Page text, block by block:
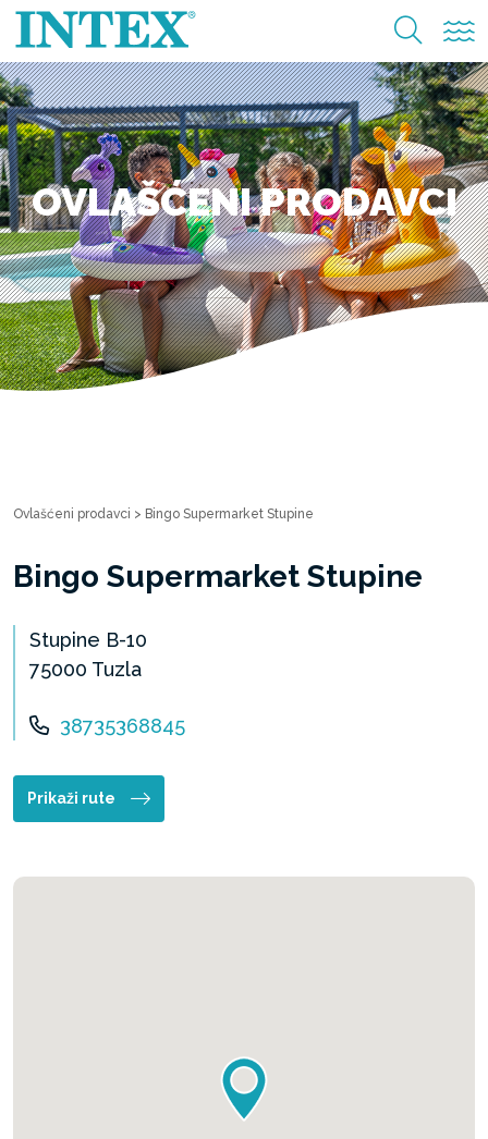
OVLAŠĆENI PRODAVCI
Ovlašćeni prodavci > Bingo Supermarket Stupine
Bingo Supermarket Stupine
Stupine B-10
75000 Tuzla
38735368845
Prikaži rute